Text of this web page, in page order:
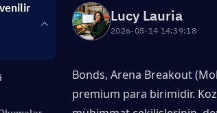
Lucy Lauria
2026-05-14 14:39:18
Bonds, Arena Breakout
premium para birimidir.